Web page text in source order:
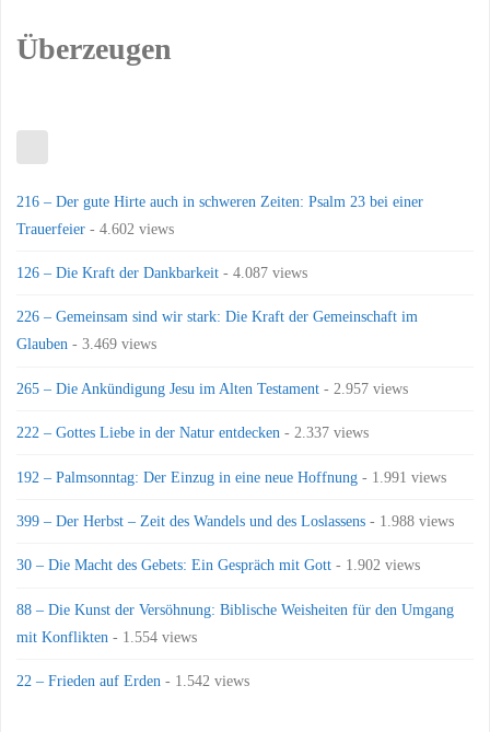
Überzeugen
216 – Der gute Hirte auch in schweren Zeiten: Psalm 23 bei einer
Trauerfeier - 4.602 views
126 – Die Kraft der Dankbarkeit - 4.087 views
226 – Gemeinsam sind wir stark: Die Kraft der Gemeinschaft im
Glauben - 3.469 views
265 – Die Ankündigung Jesu im Alten Testament - 2.957 views
222 – Gottes Liebe in der Natur entdecken - 2.337 views
192 – Palmsonntag: Der Einzug in eine neue Hoffnung - 1.991 views
399 – Der Herbst – Zeit des Wandels und des Loslassens - 1.988 views
30 – Die Macht des Gebets: Ein Gespräch mit Gott - 1.902 views
88 – Die Kunst der Versöhnung: Biblische Weisheiten für den Umgang
mit Konflikten - 1.554 views
22 – Frieden auf Erden - 1.542 views